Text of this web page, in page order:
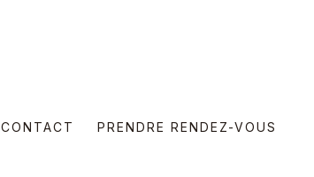
CONTACT PRENDRE RENDEZ-VOUS